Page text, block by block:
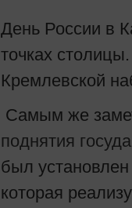
День России в
точках
Кремлевской
Самым же
поднятия
был
которая